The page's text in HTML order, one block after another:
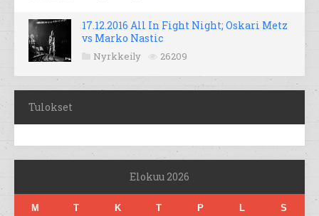
17.12.2016 All In Fight Night; Oskari Metz
vs Marko Nastic
Nyrkkeily 26209
Tulokset
Elokuu 2026
M T K T P L S